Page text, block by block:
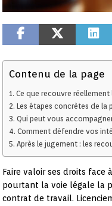
Contenu de la page
Ce que recouvre réellement
Les étapes concrètes de la
Qui peut vous
Comment défendre vos
Après le jugement : les
Faire valoir ses droits face
pourtant la voie légale la
contrat de travail.